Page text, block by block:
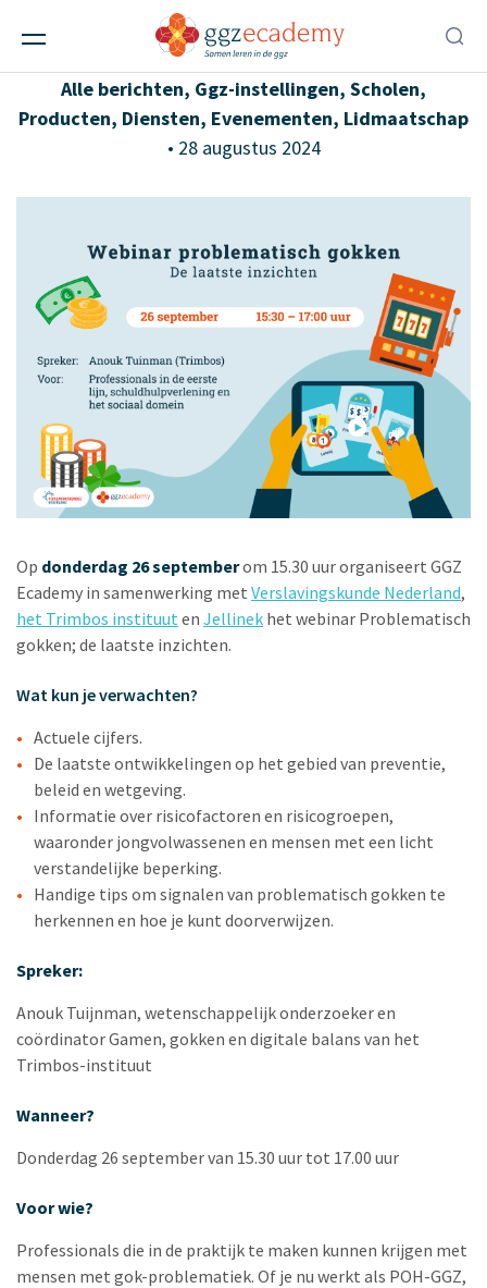
Problematisch gokken:
webinar en gratis nieuw leerproduct
Alle berichten, Ggz-instellingen, Scholen,
Producten, Diensten, Evenementen, Lidmaatschap
• 28 augustus 2024
Op donderdag 26 septemberom 15.30 uur organiseert GGZ
Ecademy in samenwerking met Verslavingskunde Nederland,
het Trimbos instituut en Jellinek het webinar Problematisch
gokken; de laatste inzichten.
Wat kun je verwachten?
Actuele cijfers.
De laatste ontwikkelingen op het gebied van preventie,
beleid en wetgeving.
Informatie over risicofactoren en risicogroepen,
waaronder jongvolwassenen en mensen met een licht
verstandelijke beperking.
Handige tips om signalen van problematisch gokken te
herkennen en hoe je kunt doorverwijzen.
Spreker:
Anouk Tuijnman, wetenschappelijk onderzoeker en
coördinator Gamen, gokken en digitale balans van het
Trimbos-instituut
Wanneer?
Donderdag 26 september van 15.30 uur tot 17.00 uur
Voor wie?
Professionals die in de praktijk te maken kunnen krijgen met
mensen met gok-problematiek. Of je nu werkt als POH-GGZ,